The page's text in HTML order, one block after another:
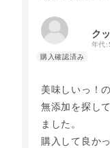
ク
年代:
美味しいっ！
無添加を探し
ました。
購入して良か